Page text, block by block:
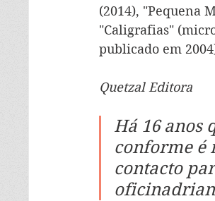
(2014), "Pequena
"Caligrafias"
publicado em
Quetzal Editora
Há 16 anos
conforme é
contacto